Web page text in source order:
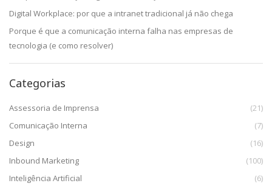
Digital Workplace: por que a intranet tradicional já não chega
Porque é que a comunicação interna falha nas empresas de
tecnologia (e como resolver)
Categorias
Assessoria de Imprensa
(21)
Comunicação Interna
(7)
Design
(16)
Inbound Marketing
(100)
Inteligência Artificial
(6)